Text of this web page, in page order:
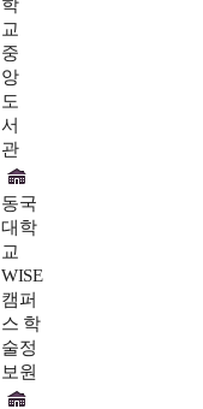
학
교
중
앙
도
서
관
동국
대학
교
WISE
캠퍼
스 학
술정
보원